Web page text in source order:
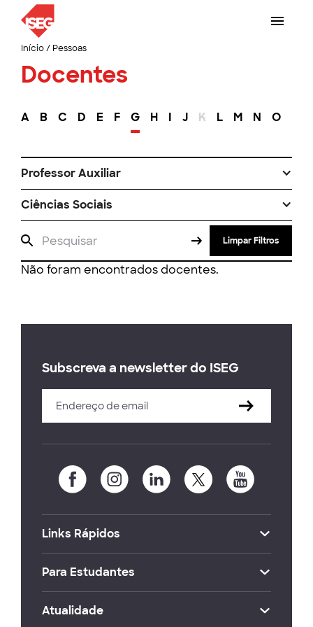
Início/ Pessoas
Docentes
A B C D E F G H I J K L M N O
Professor Auxiliar
Ciências Sociais
Limpar Filtros
Não foram encontrados docentes.
Subscreva a newsletter do ISEG
Links Rápidos
Para Estudantes
Atualidade